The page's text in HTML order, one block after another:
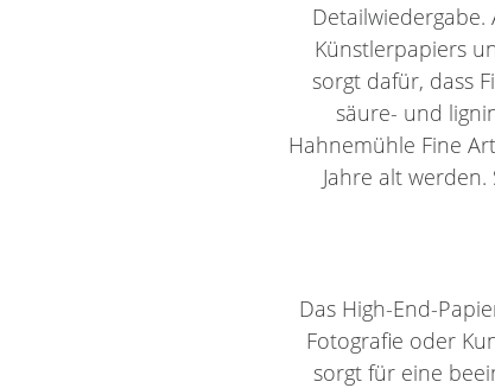
Künstlerpapiers
sorgt dafür, dass
säure- und
Hahnemühle Fine
Jahre alt
Das High-End-
Fotografie oder
sorgt für eine